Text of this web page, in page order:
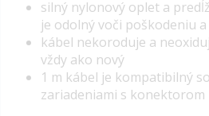
silný nylonový oplet a
je odolný voči poškodeniu
kábel nekoroduje a
vždy ako nový
1 m kábel je kompatibilný
zariadeniami s konektorom